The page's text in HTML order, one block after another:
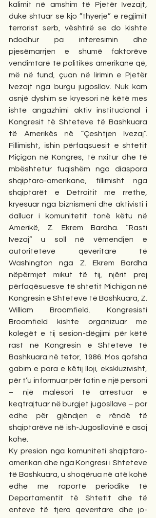
kalimit në amshim të Pjetër Ivezajt,
duke shtuar se kjo “thyerje” e regjimit
terrorist serb, vështirë se do kishte
ndodhur pa interesimin dhe
pjesëmarrjen e shumë faktorëve
vendimtarë të politikës amerikane që,
më në fund, çuan në lirimin e Pjetër
Ivezajt nga burgu jugosllav. Nuk kam
asnjë dyshim se kryesori në këtë mes
ishte angazhimi aktiv institucional i
Kongresit të Shteteve të Bashkuara
të Amerikës në “Çeshtjen Ivezaj”.
Fillimisht, ishin përfaqsuesit e shtetit
Miçigan në Kongres, të nxitur dhe të
mbështetur fuqishëm nga diaspora
shqiptaro-amerikane, fillimisht nga
shqiptarët e Detroitit me rrethe,
kryesuar nga biznismeni dhe aktivisti i
dalluar i komunitetit tonë këtu në
Amerikë, Z. Ekrem Bardha. “Rasti
Ivezaj” u soll në vëmendjen e
autoriteteve qeveritare të
Washington nga Z. Ekrem Bardha
nëpërmjet mikut të tij, njërit prej
përfaqësuesve të shtetit Michigan në
Kongresin e Shteteve të Bashkuara, Z.
William Broomfield. Kongresisti
Broomfield kishte organizuar me
kolegët e tij sesion-dëgjimi për këtë
rast në Kongresin e Shteteve të
Bashkuara në tetor, 1986. Mos qofsha
gabim e para e këtij lloji, ekskluzivisht,
për t’u informuar për fatin e një personi
– një malësori të arrestuar e
keqtrajtuar në burgjet jugosllave – por
edhe për gjëndjen e rëndë të
shqiptarëve në ish-Jugosllavinë e asaj
kohe.
Ky presion nga komuniteti shqiptaro-
amerikan dhe nga Kongresi i Shteteve
të Bashkuara, u shoqërua në atë kohë
edhe me raporte periodike të
Departamentit të Shtetit dhe të
enteve të tjera qeveritare dhe jo-